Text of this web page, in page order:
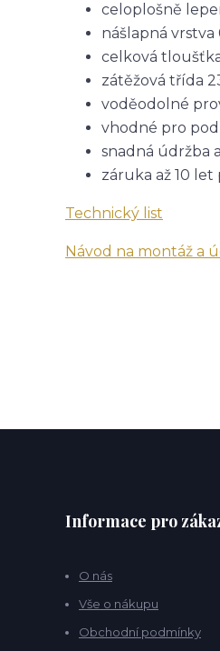
celoplošně
nášlapná vrstva
celková
zátěžová třída
voděodolné
vhodné pro
snadná údržba
záruka až 10
Technický list
Návod na montáž a
Informace pro
O nás
Vše o nákupu
Obchodní podmínky